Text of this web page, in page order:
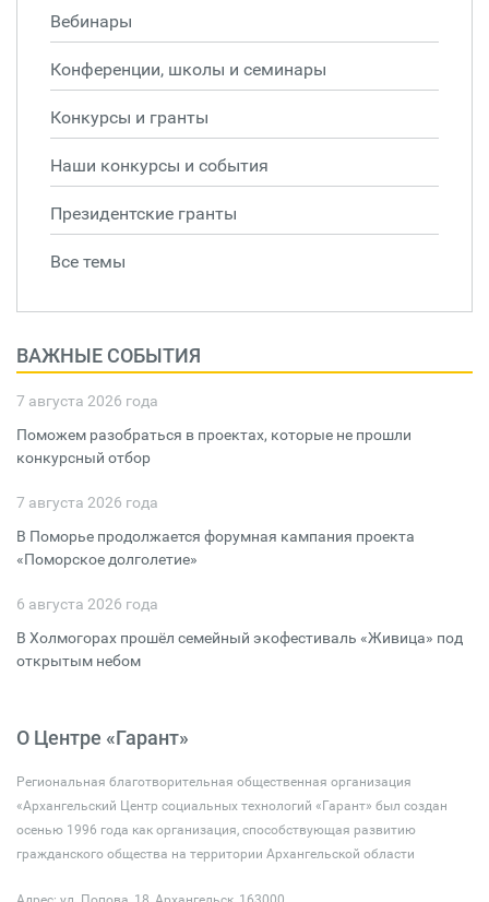
Вебинары
Конференции, школы и семинары
Конкурсы и гранты
Наши конкурсы и события
Президентские гранты
Все темы
ВАЖНЫЕ СОБЫТИЯ
7 августа 2026 года
Поможем разобраться в проектах, которые не прошли
конкурсный отбор
7 августа 2026 года
В Поморье продолжается форумная кампания проекта
«Поморское долголетие»
6 августа 2026 года
В Холмогорах прошёл семейный экофестиваль «Живица» под
открытым небом
О Центре «Гарант»
Региональная благотворительная общественная организация
«Архангельский Центр социальных технологий «Гарант» был создан
осенью 1996 года как организация, способствующая развитию
гражданского общества на территории Архангельской области